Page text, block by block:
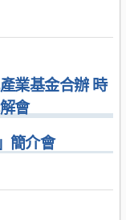
業基金合辦 時
會
簡介會